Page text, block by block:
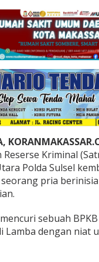
R
s
d
i
v
i
s
C
u
a
n
m
o
r
K
m
b
a
Reserse Kriminal
Polda Sulsel
pria
sebuah
Lamba dengan niat